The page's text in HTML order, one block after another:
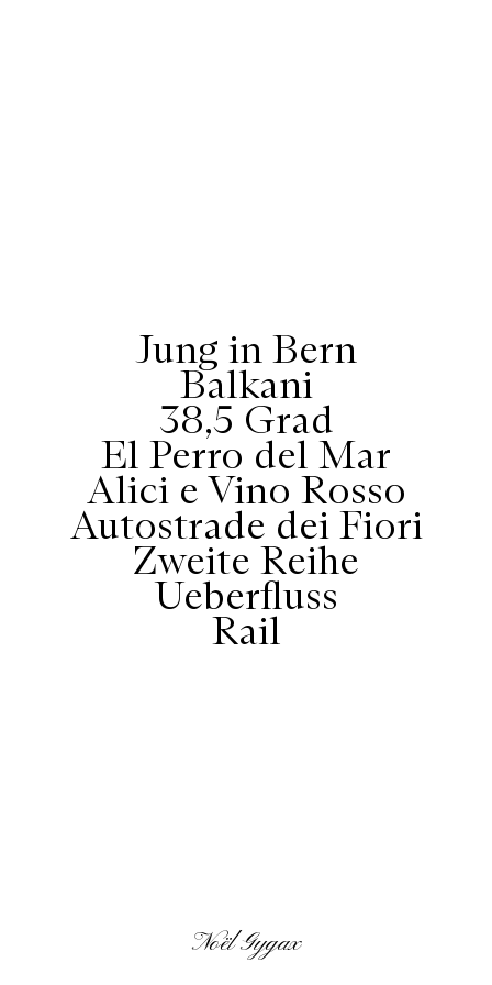
Jung in Bern
Balkani
38,5 Grad
El Perro del Mar
Alici e Vino Rosso
Autostrade dei Fiori
Zweite Reihe
Ueberfluss
Rail
Noël Gygax